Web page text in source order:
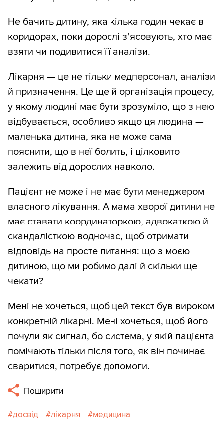
Не бачить дитину, яка кілька годин чекає в
коридорах, поки дорослі з’ясовують, хто має
взяти чи подивитися її аналізи.
Лікарня — це не тільки медперсонал, аналізи
й призначення. Це ще й організація процесу,
у якому людині має бути зрозуміло, що з нею
відбувається, особливо якщо ця людина —
маленька дитина, яка не може сама
пояснити, що в неї болить, і цілковито
залежить від дорослих навколо.
Пацієнт не може і не має бути менеджером
власного лікування. А мама хворої дитини не
має ставати координаторкою, адвокаткою й
скандалісткою водночас, щоб отримати
відповідь на просте питання: що з моєю
дитиною, що ми робимо далі й скільки ще
чекати?
Мені не хочеться, щоб цей текст був вироком
конкретній лікарні. Мені хочеться, щоб його
почули як сигнал, бо система, у якій пацієнта
помічають тільки після того, як він починає
сваритися, потребує допомоги.
Поширити
досвід лікарня медицина